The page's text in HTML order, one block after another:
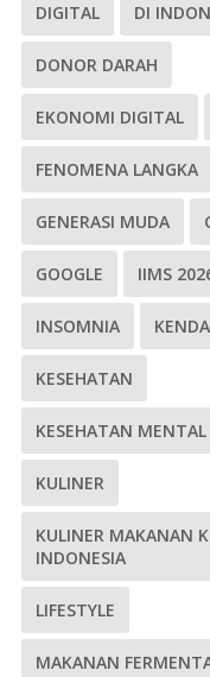
DIGITAL DI
DONOR DARAH
EKONOMI DIGITAL
FENOMENA LANGKA
GENERASI MUDA
GOOGLE IIMS
INSOMNIA
KESEHATAN
KESEHATAN MENTAL
KULINER
KULINER MAKANAN
INDONESIA
LIFESTYLE
MAKANAN